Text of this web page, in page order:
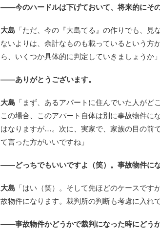
――今のハードルは下げておいて、将来的にその
大島 「ただ、今の『大島てる』の作りでも、
ないよりは、余計なものも載っているという方
ら、いくつか具体的に判定していきましょうか」
――ありがとうございます。
大島 「まず、あるアパートに住んでいた人がど
この場合、このアパート自体は別に事故物件に
はなりますが…。次に、実家で、家族の目の前
て言った方がいいですね」
――どっちでもいいですよ（笑）。事故物件にな
大島 「はい（笑）。そして先ほどのケースで
故物件になります。裁判所の判断も考慮に入れ
――事故物件かどうかで裁判になった時にどう